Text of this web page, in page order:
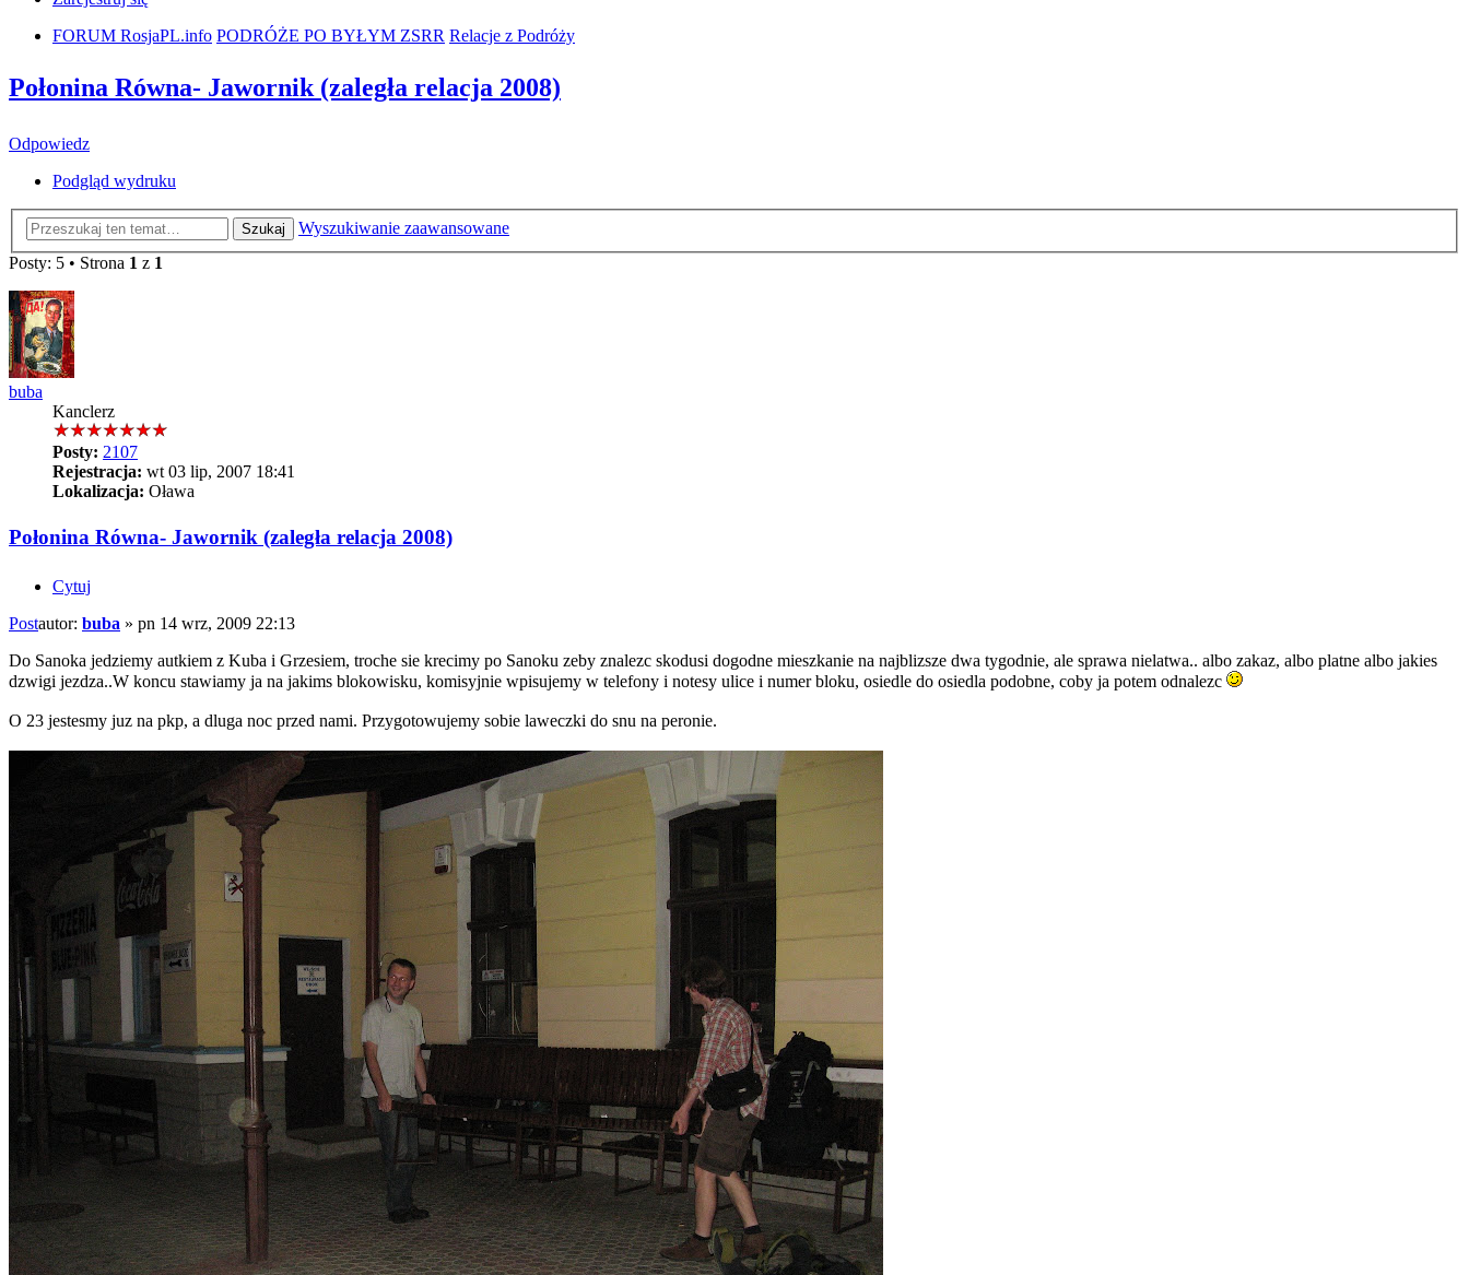
FORUM RosjaPL.info PODRÓŻE PO BYŁYM ZSRR Relacje z Podróży
Połonina Równa- Jawornik (zaległa relacja 2008)
Odpowiedz
Podgląd wydruku
Szukaj
Wyszukiwanie zaawansowane
Posty: 5 • Strona 1 z 1
buba
Kanclerz
Posty: 2107
Rejestracja: wt 03 lip, 2007 18:41
Lokalizacja: Oława
Połonina Równa- Jawornik (zaległa relacja 2008)
Cytuj
Postautor: buba » pn 14 wrz, 2009 22:13
Do Sanoka jedziemy autkiem z Kuba i Grzesiem, troche sie krecimy po Sanoku zeby znalezc skodusi dogodne mieszkanie na najblizsze dwa tygodnie, ale sprawa nielatwa.. albo zakaz, albo platne albo jakies
dzwigi jezdza..W koncu stawiamy ja na jakims blokowisku, komisyjnie wpisujemy w telefony i notesy ulice i numer bloku, osiedle do osiedla podobne, coby ja potem odnalezc
O 23 jestesmy juz na pkp, a dluga noc przed nami. Przygotowujemy sobie laweczki do snu na peronie.